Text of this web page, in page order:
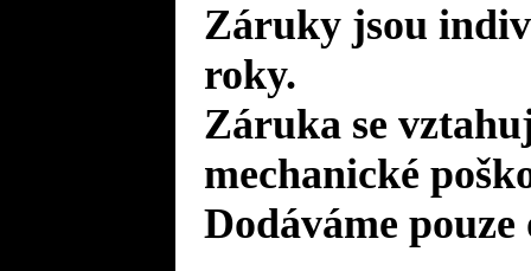
Záruky jsou
roky.
Záruka se
mechanické
Dodáváme